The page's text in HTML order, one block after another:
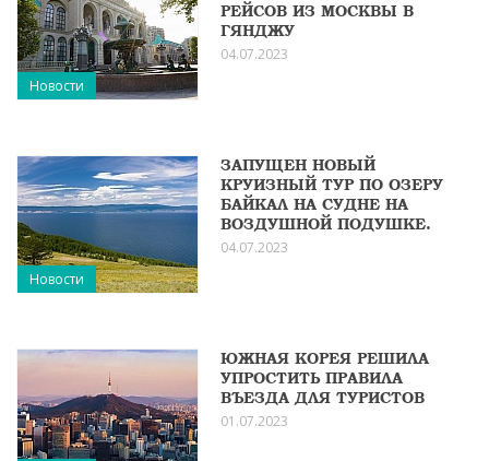
Новости
РЕЙСОВ ИЗ МОСКВЫ В
ГЯНДЖУ
04.07.2023
Новости
ЗАПУЩЕН НОВЫЙ
КРУИЗНЫЙ ТУР ПО ОЗЕРУ
БАЙКАЛ НА СУДНЕ НА
ВОЗДУШНОЙ ПОДУШКЕ.
04.07.2023
ЮЖНАЯ КОРЕЯ РЕШИЛА
УПРОСТИТЬ ПРАВИЛА
ВЪЕЗДА ДЛЯ ТУРИСТОВ
01.07.2023